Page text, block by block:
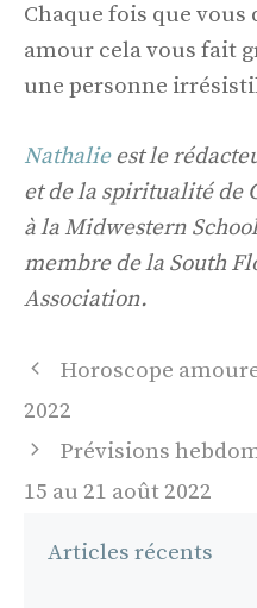
Chaque fois que vous
amour cela vous fait
une personne
Nathalieest le
et de la spiritualité de
à la Midwestern
membre de la South
Association.
Navigation
des
Horoscope
2022
Prévisions
15 au 21 août 2022
Articles récents